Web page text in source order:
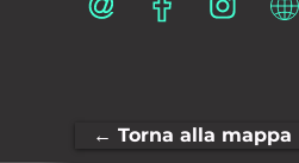
← Torna alla mappa